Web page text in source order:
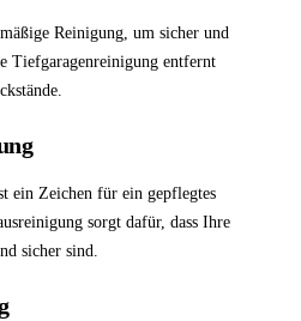
Reinigung, um sicher und
Tiefgaragenreinigung entfernt
ein Zeichen für ein gepflegtes
sorgt dafür, dass Ihre
sicher sind.